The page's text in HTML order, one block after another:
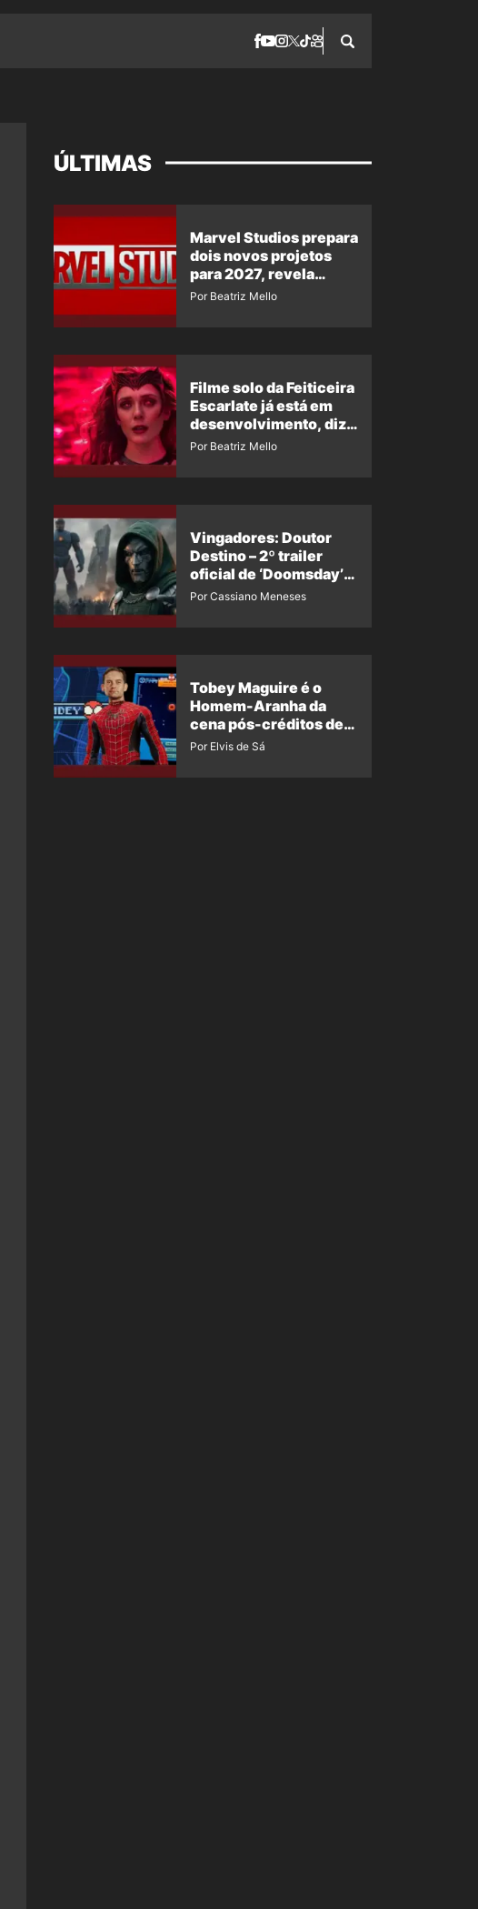
ÚLTIMAS
Marvel Studios prepara
dois novos projetos
para 2027, revela
insider
Por Beatriz Mello
Filme solo da Feiticeira
Escarlate já está em
desenvolvimento, diz
insider
Por Beatriz Mello
Vingadores: Doutor
Destino – 2º trailer
oficial de ‘Doomsday’
ganha nova data para
Por Cassiano Meneses
Tobey Maguire é o
Homem-Aranha da
cena pós-créditos de
Um Novo Dia?
Por Elvis de Sá